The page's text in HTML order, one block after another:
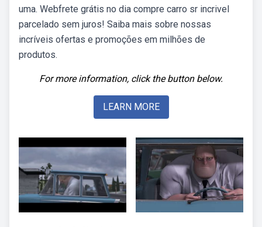
uma. Webfrete grátis no dia compre carro sr incrivel
parcelado sem juros! Saiba mais sobre nossas
incríveis ofertas e promoções em milhões de
produtos.
For more information, click the button below.
LEARN MORE